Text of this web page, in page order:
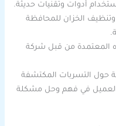
أدوات وتقنيات حديثة.
الخزان للمحافظة
المعتمدة من قبل شركة
حول التسربات المكتشفة
العميل في فهم وحل مشكلة